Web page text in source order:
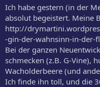
Ich habe gestern (in der
absolut begeistert. Meine
http://
-gin-der-wahnsinn-in-der-
Bei der ganzen
schmecken (z.B. G-Vine),
Wacholderbeere (und
Ich finde ihn toll, und die